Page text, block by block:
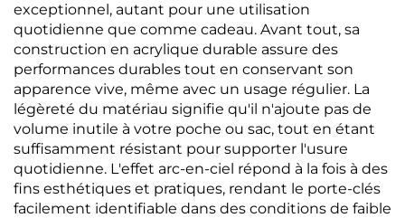
exceptionnel, autant pour une utilisation
quotidienne que comme cadeau. Avant tout, sa
construction en acrylique durable assure des
performances durables tout en conservant son
apparence vive, même avec un usage régulier. La
légèreté du matériau signifie qu'il n'ajoute pas de
volume inutile à votre poche ou sac, tout en étant
suffisamment résistant pour supporter l'usure
quotidienne. L'effet arc-en-ciel répond à la fois à des
fins esthétiques et pratiques, rendant le porte-clés
facilement identifiable dans des conditions de faible